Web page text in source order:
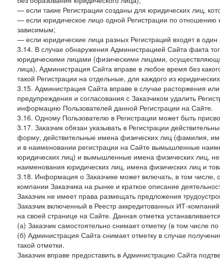
— если такие Регистрации созданы для юридических лиц,
— если юридическое лицо одной Регистрации по отношению
зависимым;
— если юридические лица разных Регистраций входят в
3.14. В случае обнаружения Администрацией Сайта факта
юридическими лицами (физическими лицами,
лица), Администрация Сайта вправе в любое время без
такой Регистрации на отдельные, для каждого из
3.15. Администрация Сайта вправе в случае расторжения
предупреждения и согласования с Заказчиком удалить
информацию Пользователей данной Регистрации на Сайте.
3.16. Одному Пользователю в Регистрации может быть
3.17. Заказчик обязан указывать в Регистрации
форму, действительные имена физических лиц (фамилия,
и в наименовании регистрации на Сайте вымышленные
юридических лиц) и вымышленные имена физических лиц,
наименования юридических лиц, имена физических лиц и
3.18. Информация о Заказчике может включать, в том
компании Заказчика на рынке и краткое описание
Заказчик не имеет права размещать предложения
Заказчик включенный в Реестр аккредитованных ИТ-
на своей странице на Сайте. Данная отметка
(а) Заказчик самостоятельно снимает отметку (в том числе
(б) Администрация Сайта снимает отметку в случае
такой отметки.
Заказчик вправе предоставить в Администрацию Сайта